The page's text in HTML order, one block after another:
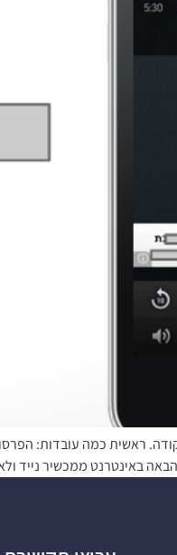
ראשית כמה עובדות:
באינטרנט ממכשיר נייד